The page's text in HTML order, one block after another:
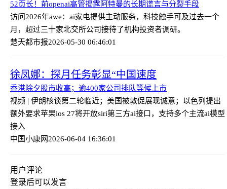
52页长！前openai高管揭露阿特曼的长期谎言与分裂手段
访问2026年awe：ai家电提供主动服务，科技触手可及过去一个
月，超过三十家北交所公司接待了机构投资者调研。
楚天都市报2026-05-30 06:46:01
徐凤娜：探月任务彰显“中国速度
香港除夕股市收高；逾400家公司排队等候上市
视频 | 伊朗核谈第二轮临近；美国被敦促展现诚意；以色列提出
额外要求苹果ios 27将开放siri第三方ai接口，支持多个主流ai模型
接入
中国小康网2026-06-04 16:36:01
用户评论
登录后可以发言